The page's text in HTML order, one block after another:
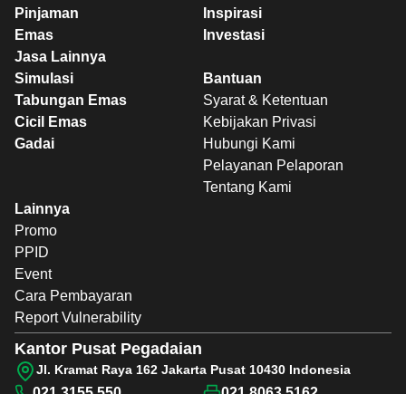
Pinjaman
Emas
Jasa Lainnya
Inspirasi
Investasi
Simulasi
Tabungan Emas
Cicil Emas
Gadai
Bantuan
Syarat & Ketentuan
Kebijakan Privasi
Hubungi Kami
Pelayanan Pelaporan
Tentang Kami
Lainnya
Promo
PPID
Event
Cara Pembayaran
Report Vulnerability
Kantor Pusat Pegadaian
Jl. Kramat Raya 162 Jakarta Pusat 10430 Indonesia